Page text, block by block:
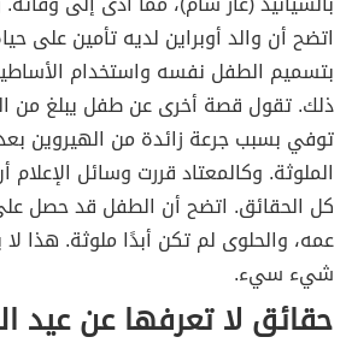
اتضح أن والد أوبراين لديه تأمين على
بتسميم الطفل نفسه واستخدام
ذلك. تقول قصة أخرى عن طفل يبلغ من
توفي بسبب جرعة زائدة من الهيروين
الملوثة. وكالمعتاد قررت وسائل الإعلام
كل الحقائق. اتضح أن الطفل قد حصل
عمه، والحلوى لم تكن أبدًا ملوثة. هذا
شيء سيء.
حقائق لا تعرفها عن عيد